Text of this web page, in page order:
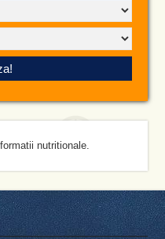
nutritionale.